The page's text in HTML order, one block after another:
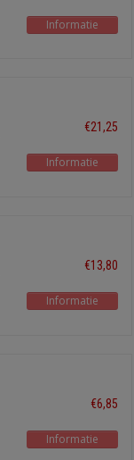
Informatie
€21,25
Informatie
€13,80
Informatie
€6,85
Informatie